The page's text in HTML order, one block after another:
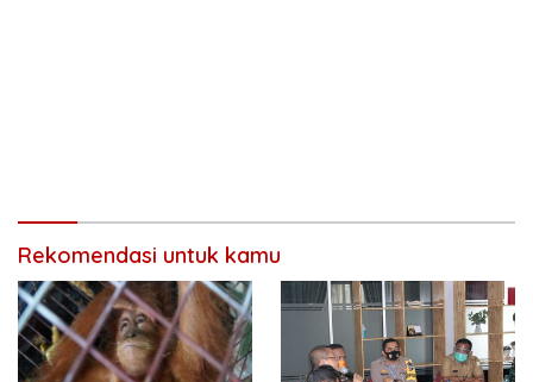
Rekomendasi untuk kamu